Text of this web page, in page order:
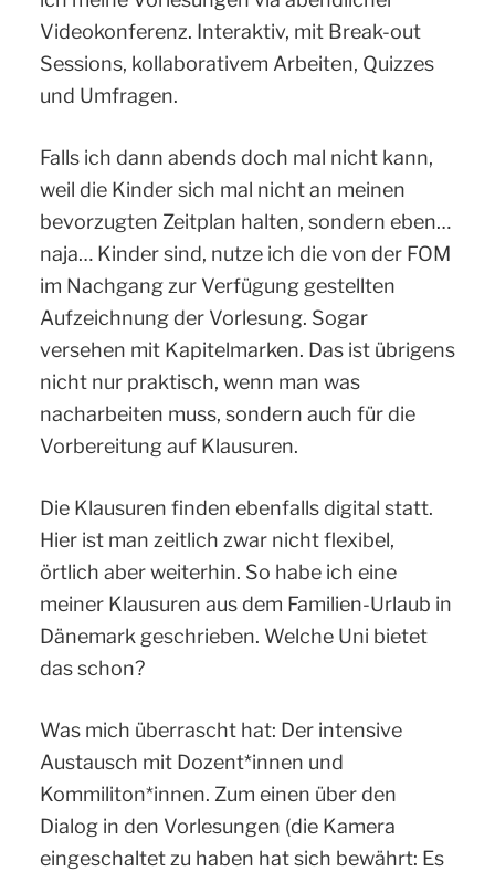
Videokonferenz. Interaktiv, mit Break-out
Sessions, kollaborativem Arbeiten, Quizzes
und Umfragen.
Falls ich dann abends doch mal nicht kann,
weil die Kinder sich mal nicht an meinen
bevorzugten Zeitplan halten, sondern eben…
naja… Kinder sind, nutze ich die von der FOM
im Nachgang zur Verfügung gestellten
Aufzeichnung der Vorlesung. Sogar
versehen mit Kapitelmarken. Das ist übrigens
nicht nur praktisch, wenn man was
nacharbeiten muss, sondern auch für die
Vorbereitung auf Klausuren.
Die Klausuren finden ebenfalls digital statt.
Hier ist man zeitlich zwar nicht flexibel,
örtlich aber weiterhin. So habe ich eine
meiner Klausuren aus dem Familien-Urlaub in
Dänemark geschrieben. Welche Uni bietet
das schon?
Was mich überrascht hat: Der intensive
Austausch mit Dozent*innen und
Kommiliton*innen. Zum einen über den
Dialog in den Vorlesungen (die Kamera
eingeschaltet zu haben hat sich bewährt: Es